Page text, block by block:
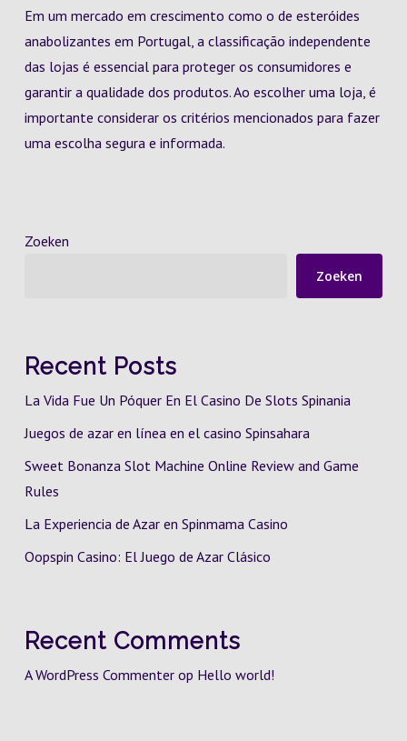
Em um mercado em crescimento como o de esteróides
anabolizantes em Portugal, a classificação independente
das lojas é essencial para proteger os consumidores e
garantir a qualidade dos produtos. Ao escolher uma loja, é
importante considerar os critérios mencionados para fazer
uma escolha segura e informada.
Zoeken
Zoeken
Recent Posts
La Vida Fue Un Póquer En El Casino De Slots Spinania
Juegos de azar en línea en el casino Spinsahara
Sweet Bonanza Slot Machine Online Review and Game
Rules
La Experiencia de Azar en Spinmama Casino
Oopspin Casino: El Juego de Azar Clásico
Recent Comments
A WordPress Commenterop Hello world!